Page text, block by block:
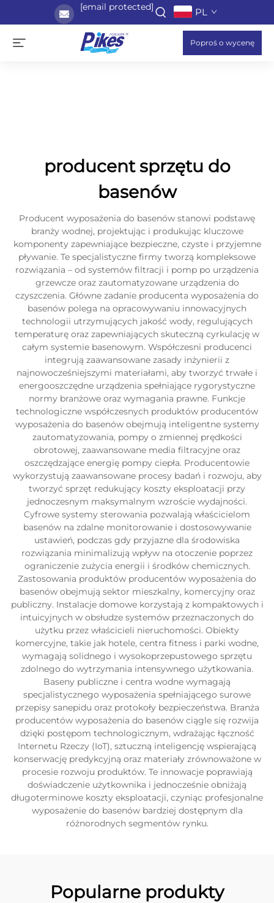
[email protected] PL
Poproś o wycenę
producent sprzętu do
basenów
Producent wyposażenia do basenów stanowi podstawę
branży wodnej, projektując i produkując kluczowe
komponenty zapewniające bezpieczne, czyste i przyjemne
pływanie. Te specjalistyczne firmy tworzą kompleksowe
rozwiązania – od systemów filtracji i pomp po urządzenia
grzewcze oraz zautomatyzowane urządzenia do
czyszczenia. Główne zadanie producenta wyposażenia do
basenów polega na opracowywaniu innowacyjnych
technologii utrzymujących jakość wody, regulujących
temperaturę oraz zapewniających skuteczną cyrkulację w
całym systemie basenowym. Współczesni producenci
integrują zaawansowane zasady inżynierii z
najnowocześniejszymi materiałami, aby tworzyć trwałe i
energooszczędne urządzenia spełniające rygorystyczne
normy branżowe oraz wymagania prawne. Funkcje
technologiczne współczesnych produktów producentów
wyposażenia do basenów obejmują inteligentne systemy
zautomatyzowania, pompy o zmiennej prędkości
obrotowej, zaawansowane media filtracyjne oraz
oszczędzające energię pompy ciepła. Producentowie
wykorzystują zaawansowane procesy badań i rozwoju, aby
tworzyć sprzęt redukujący koszty eksploatacji przy
jednoczesnym maksymalnym wzroście wydajności.
Cyfrowe systemy sterowania pozwalają właścicielom
basenów na zdalne monitorowanie i dostosowywanie
ustawień, podczas gdy przyjazne dla środowiska
rozwiązania minimalizują wpływ na otoczenie poprzez
ograniczenie zużycia energii i środków chemicznych.
Zastosowania produktów producentów wyposażenia do
basenów obejmują sektor mieszkalny, komercyjny oraz
publiczny. Instalacje domowe korzystają z kompaktowych i
intuicyjnych w obsłudze systemów przeznaczonych do
użytku przez właścicieli nieruchomości. Obiekty
komercyjne, takie jak hotele, centra fitness i parki wodne,
wymagają solidnego i wysokoprzepustowego sprzętu
zdolnego do wytrzymania intensywnego użytkowania.
Baseny publiczne i centra wodne wymagają
specjalistycznego wyposażenia spełniającego surowe
przepisy sanepidu oraz protokoły bezpieczeństwa. Branża
producentów wyposażenia do basenów ciągle się rozwija
dzięki postępom technologicznym, wdrażając łączność
Internetu Rzeczy (IoT), sztuczną inteligencję wspierającą
konserwację predykcyjną oraz materiały zrównoważone w
procesie rozwoju produktów. Te innowacje poprawiają
doświadczenie użytkownika i jednocześnie obniżają
długoterminowe koszty eksploatacji, czyniąc profesjonalne
wyposażenie do basenów bardziej dostępnym dla
różnorodnych segmentów rynku.
Popularne produkty